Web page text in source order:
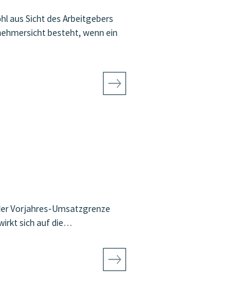
aus Sicht des Arbeitgebers
besteht, wenn ein
Vorjahres-Umsatzgrenze
sich auf die…